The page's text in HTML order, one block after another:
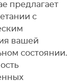
предлагает
с
вашей
состоянии.